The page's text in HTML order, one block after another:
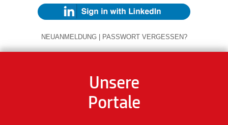
NEUANMELDUNG | PASSWORT VERGESSEN?
Unsere
Portale